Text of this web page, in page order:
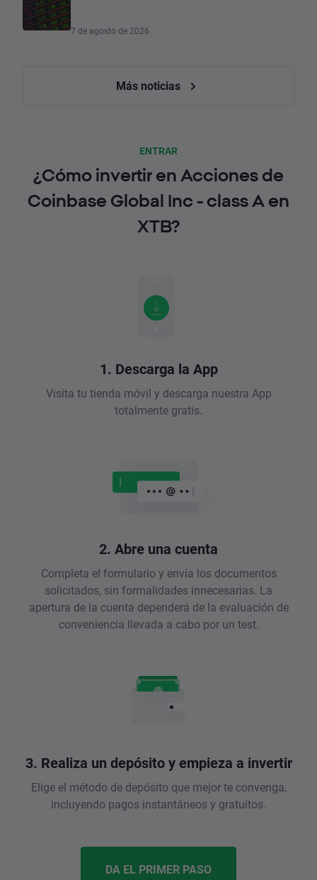
7 de agosto de 2026
Más noticias
ENTRAR
¿Cómo invertir en Acciones de
Coinbase Global Inc - class A en
XTB?
1. Descarga la App
Visita tu tienda móvil y descarga nuestra App
totalmente gratis.
2. Abre una cuenta
Completa el formulario y envía los documentos
solicitados, sin formalidades innecesarias. La
apertura de la cuenta dependerá de la evaluación de
conveniencia llevada a cabo por un test.
3. Realiza un depósito y empieza a invertir
Elige el método de depósito que mejor te convenga,
incluyendo pagos instantáneos y gratuitos.
DA EL PRIMER PASO